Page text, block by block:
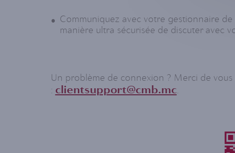
Communiquez avec votre gestionnaire
manière ultra sécurisée de discuter avec
Un problème de connexion ? Merci de
: clientsupport@cmb.mc.